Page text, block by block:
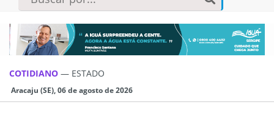
COTIDIANO — ESTADO
Aracaju (SE), 06 de agosto de 2026